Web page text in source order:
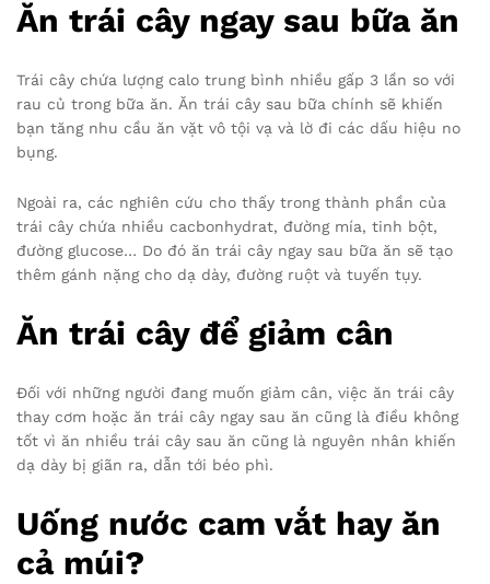
Ăn trái cây ngay sau bữa ăn
Trái cây chứa lượng calo trung bình nhiều gấp 3 lần so với
rau củ trong bữa ăn. Ăn trái cây sau bữa chính sẽ khiến
bạn tăng nhu cầu ăn vặt vô tội vạ và lờ đi các dấu hiệu no
bụng.
Ngoài ra, các nghiên cứu cho thấy trong thành phần của
trái cây chứa nhiều cacbonhydrat, đường mía, tinh bột,
đường glucose… Do đó ăn trái cây ngay sau bữa ăn sẽ tạo
thêm gánh nặng cho dạ dày, đường ruột và tuyến tụy.
Ăn trái cây để giảm cân
Đối với những người đang muốn giảm cân, việc ăn trái cây
thay cơm hoặc ăn trái cây ngay sau ăn cũng là điều không
tốt vì ăn nhiều trái cây sau ăn cũng là nguyên nhân khiến
dạ dày bị giãn ra, dẫn tới béo phì.
Uống nước cam vắt hay ăn
cả múi?